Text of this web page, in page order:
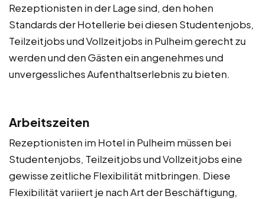
Rezeptionisten in der Lage sind, den hohen
Standards der Hotellerie bei diesen Studentenjobs,
Teilzeitjobs und Vollzeitjobs in Pulheim gerecht zu
werden und den Gästen ein angenehmes und
unvergessliches Aufenthaltserlebnis zu bieten.
Arbeitszeiten
Rezeptionisten im Hotel in Pulheim müssen bei
Studentenjobs, Teilzeitjobs und Vollzeitjobs eine
gewisse zeitliche Flexibilität mitbringen. Diese
Flexibilität variiert je nach Art der Beschäftigung,